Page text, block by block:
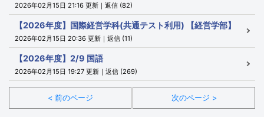
2026年02月15日 21:16 更新｜返信 (82)
【2026年度】国際経営学科(共通テスト利用) 【経営学部】
2026年02月15日 20:36 更新｜返信 (11)
【2026年度】2/9 国語
2026年02月15日 19:27 更新｜返信 (269)
< 前のページ 次のページ >